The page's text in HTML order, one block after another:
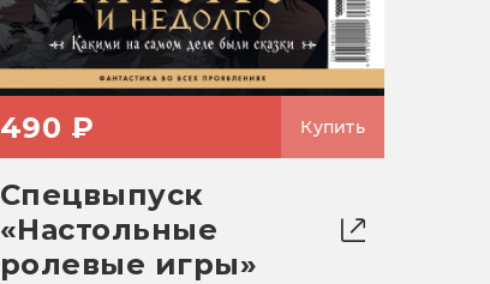
490 ₽ Купить
Спецвыпуск
«Настольные
ролевые игры»